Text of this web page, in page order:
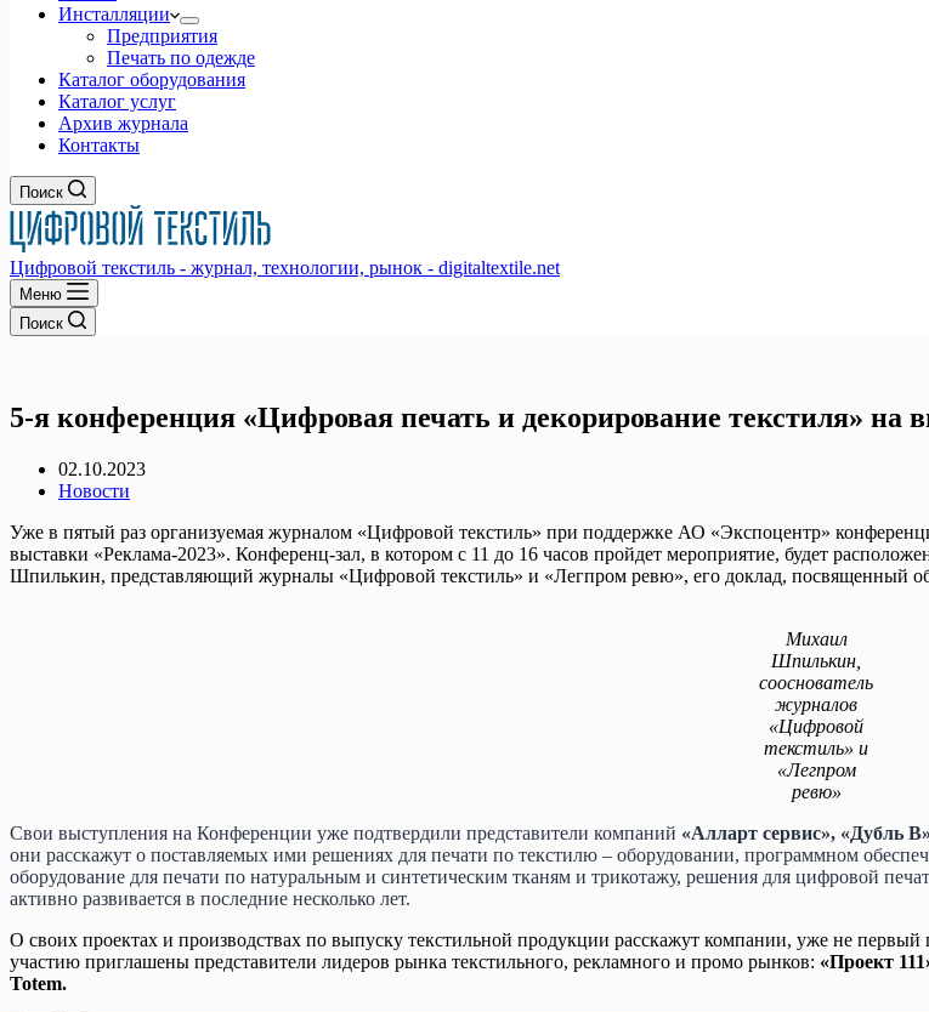
Инсталляции
Предприятия
Печать по одежде
Каталог оборудования
Каталог услуг
Архив журнала
Контакты
Поиск
Цифровой текстиль - журнал, технологии, рынок - digitaltextile.net
Меню
Поиск
5-я конференция «Цифровая печать и декорирование текстиля» на
02.10.2023
Новости
Уже в пятый раз организуемая журналом «Цифровой текстиль» при поддержке АО «Экспоцентр»
выставки «Реклама-2023». Конференц-зал, в котором с 11 до 16 часов пройдет мероприятие, будет
Шпилькин, представляющий журналы «Цифровой текстиль» и «Легпром ревю», его доклад, посвященный
Михаил
Шпилькин,
сооснователь
журналов
«Цифровой
текстиль» и
«Легпром
ревю»
Свои выступления на Конференции уже подтвердили представители компаний «Алларт сервис», «Дубль В»
они расскажут о поставляемых ими решениях для печати по текстилю – оборудовании, программном
оборудование для печати по натуральным и синтетическим тканям и трикотажу, решения для цифровой
активно развивается в последние несколько лет.
О своих проектах и производствах по выпуску текстильной продукции расскажут компании, уже не
участию приглашены представители лидеров рынка текстильного, рекламного и промо рынков: «Проект
Totem.